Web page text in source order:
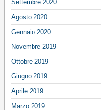
Settembre 2020
Agosto 2020
Gennaio 2020
Novembre 2019
Ottobre 2019
Giugno 2019
Aprile 2019
Marzo 2019